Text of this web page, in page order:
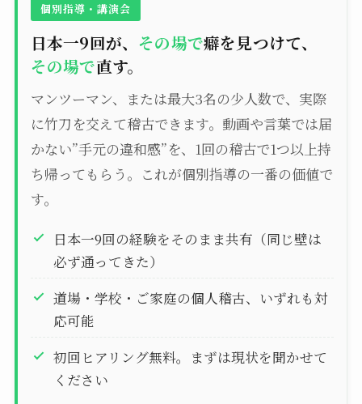
個別指導・講演会
日本一9回が、 その場で癖を見つけて、
その場で直す。
マンツーマン、または最大3名の少人数で、実際
に竹刀を交えて稽古できます。動画や言葉では届
かない”手元の違和感”を、1回の稽古で1つ以上持
ち帰ってもらう。これが個別指導の一番の価値で
す。
日本一9回の経験をそのまま共有（同じ壁は
必ず通ってきた）
道場・学校・ご家庭の個人稽古、いずれも対
応可能
初回ヒアリング無料。まずは現状を聞かせて
ください